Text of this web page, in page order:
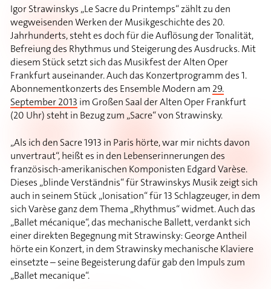
Igor Strawinskys „Le Sacre du Printemps“ zählt zu den
wegweisenden Werken der Musikgeschichte des 20.
Jahrhunderts, steht es doch für die Auflösung der Tonalität,
Befreiung des Rhythmus und Steigerung des Ausdrucks. Mit
diesem Stück setzt sich das Musikfest der Alten Oper
Frankfurt auseinander. Auch das Konzertprogramm des 1.
Abonnementkonzerts des Ensemble Modern am 29.
September 2013 im Großen Saal der Alten Oper Frankfurt
(20 Uhr) steht in Bezug zum „Sacre“ von Strawinsky.
„Als ich den Sacre 1913 in Paris hörte, war mir nichts davon
unvertraut“, heißt es in den Lebenserinnerungen des
französisch-amerikanischen Komponisten Edgard Varèse.
Dieses „blinde Verständnis“ für Strawinskys Musik zeigt sich
auch in seinem Stück „Ionisation“ für 13 Schlagzeuger, in dem
sich Varèse ganz dem Thema „Rhythmus“ widmet. Auch das
„Ballet mécanique“, das mechanische Ballett, verdankt sich
einer direkten Begegnung mit Strawinsky: George Antheil
hörte ein Konzert, in dem Strawinsky mechanische Klaviere
einsetzte – seine Begeisterung dafür gab den Impuls zum
„Ballet mecanique“.